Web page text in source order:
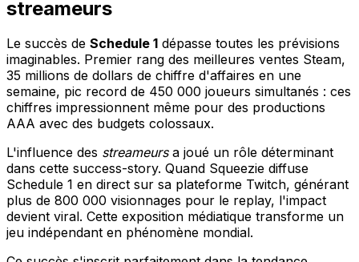
streameurs
Le succès de Schedule 1 dépasse toutes les prévisions
imaginables. Premier rang des meilleures ventes Steam,
35 millions de dollars de chiffre d'affaires en une
semaine, pic record de 450 000 joueurs simultanés : ces
chiffres impressionnent même pour des productions
AAA avec des budgets colossaux.
L'influence des streameursa joué un rôle déterminant
dans cette success-story. Quand Squeezie diffuse
Schedule 1 en direct sur sa plateforme Twitch, générant
plus de 800 000 visionnages pour le replay, l'impact
devient viral. Cette exposition médiatique transforme un
jeu indépendant en phénomène mondial.